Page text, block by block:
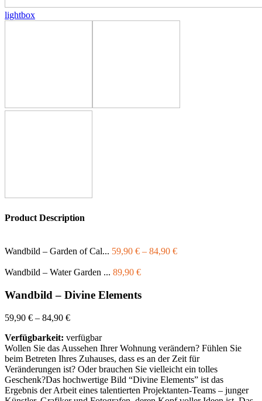
lightbox
Product Description
Wandbild – Garden of Cal... 59,90 € – 84,90 €
Wandbild – Water Garden ... 89,90 €
Wandbild – Divine Elements
59,90 € – 84,90 €
Verfügbarkeit: verfügbar
Wollen Sie das Aussehen Ihrer Wohnung verändern? Fühlen Sie
beim Betreten Ihres Zuhauses, dass es an der Zeit für
Veränderungen ist? Oder brauchen Sie vielleicht ein tolles
Geschenk?Das hochwertige Bild “Divine Elements” ist das
Ergebnis der Arbeit eines talentierten Projektanten-Teams – junger